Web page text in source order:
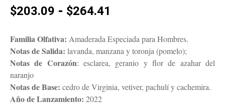
$203.09 - $264.41
precios:
desde
$203.09
hasta
Familia Olfativa: Amaderada Especiada para Hombres.
Notas de Salida: lavanda, manzana y toronja (pomelo);
Notas de Corazón: esclarea, geranio y flor de azahar del
naranjo
Notas de Base: cedro de Virginia, vetiver, pachulí y cachemira.
Año de Lanzamiento: 2022